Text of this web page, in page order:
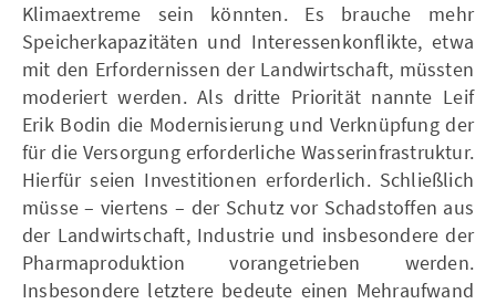
Klimaextreme sein könnten. Es brauche mehr
Speicherkapazitäten und Interessenkonflikte, etwa
mit den Erfordernissen der Landwirtschaft, müssten
moderiert werden. Als dritte Priorität nannte Leif
Erik Bodin die Modernisierung und Verknüpfung der
für die Versorgung erforderliche Wasserinfrastruktur.
Hierfür seien Investitionen erforderlich. Schließlich
müsse – viertens – der Schutz vor Schadstoffen aus
der Landwirtschaft, Industrie und insbesondere der
Pharmaproduktion vorangetrieben werden.
Insbesondere letztere bedeute einen Mehraufwand